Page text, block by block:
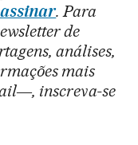
. Para
de
análises,
mais
inscreva-se